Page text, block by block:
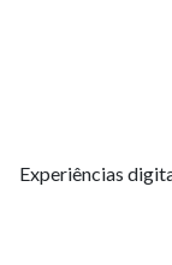
Experiências